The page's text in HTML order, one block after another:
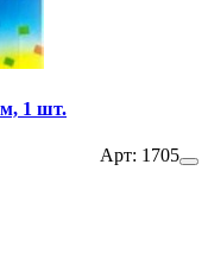
1 шт.
Арт: 1705